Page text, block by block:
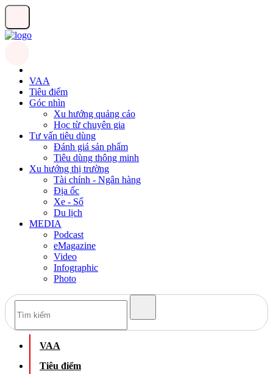
VAA
Tiêu điểm
Góc nhìn
Xu hướng quảng cáo
Học từ chuyên gia
Tư vấn tiêu dùng
Đánh giá sản phẩm
Tiêu dùng thông minh
Xu hướng thị trường
Tài chính - Ngân hàng
Địa ốc
Xe - Số
Du lịch
MEDIA
Podcast
eMagazine
Video
Infographic
Photo
VAA
Tiêu điểm